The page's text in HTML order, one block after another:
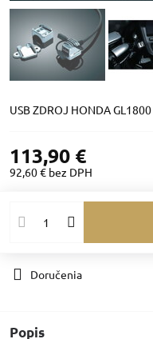
USB ZDROJ HONDA GL1800
113,90 €
92,60 € bez DPH
Doručenia
Popis